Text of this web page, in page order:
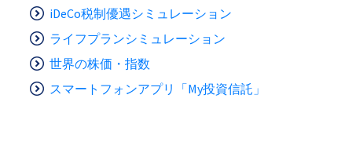
iDeCo税制優遇シミュレーション
ライフプランシミュレーション
世界の株価・指数
スマートフォンアプリ「My投資信託」